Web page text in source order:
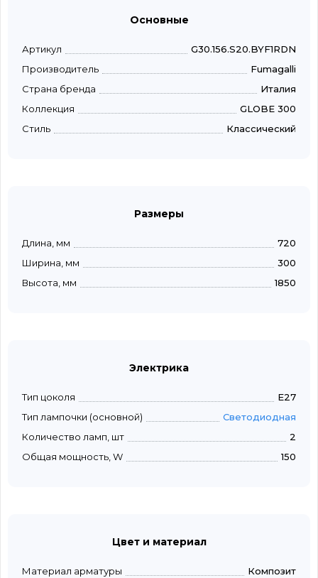
Основные
Артикул
G30.156.S20.BYF1RDN
Производитель
Fumagalli
Страна бренда
Италия
Коллекция
GLOBE 300
Стиль
Классический
Размеры
Длина, мм
720
Ширина, мм
300
Высота, мм
1850
Электрика
Тип цоколя
E27
Тип лампочки (основной)
Светодиодная
Количество ламп, шт
2
Общая мощность, W
150
Цвет и материал
Материал арматуры
Композит